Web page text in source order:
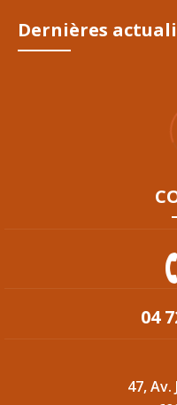
Dernières
04
47, Av.